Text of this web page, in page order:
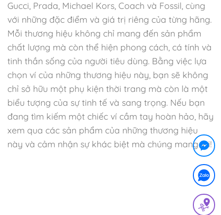
Gucci, Prada, Michael Kors, Coach và Fossil, cùng
với những đặc điểm và giá trị riêng của từng hãng.
Mỗi thương hiệu không chỉ mang đến sản phẩm
chất lượng mà còn thể hiện phong cách, cá tính và
tinh thần sống của người tiêu dùng. Bằng việc lựa
chọn ví của những thương hiệu này, bạn sẽ không
chỉ sở hữu một phụ kiện thời trang mà còn là một
biểu tượng của sự tinh tế và sang trọng. Nếu bạn
đang tìm kiếm một chiếc ví cầm tay hoàn hảo, hãy
xem qua các sản phẩm của những thương hiệu
này và cảm nhận sự khác biệt mà chúng mang lại!